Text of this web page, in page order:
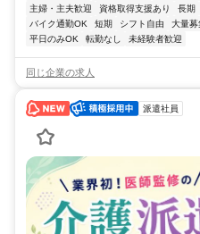
主婦・主夫歓迎
資格取得支援あり 長期
バイク通勤OK
短期 シフト自由 大量募
平日のみOK
転勤なし 未経験者歓迎
同じ企業の求人
派遣社員